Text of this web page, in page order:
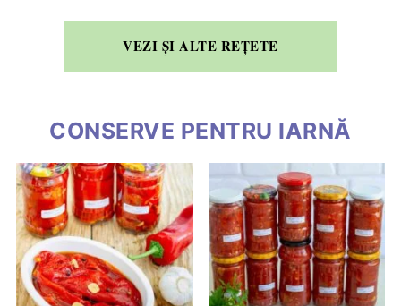
VEZI ȘI ALTE REȚETE
CONSERVE PENTRU IARNĂ